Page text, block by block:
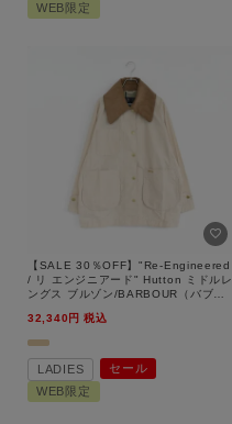
キーワード
WEB限定
【SALE 30％OFF】"Re-Engineered
/ リ エンジニアード" Hutton ミドルレ
ングス ブルゾン/BARBOUR（バブア
32,340
税込
LADIES
セール
WEB限定